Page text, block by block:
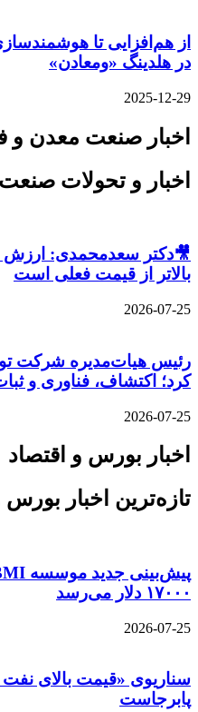
از هم‌افزایی تا
در هلدینگ «ومعادن»
2025-12-29
اخبار صنعت معدن و
اخبار و تحولات
🎥دکتر سعدمحمدی: ارزش
بالاتر از قیمت فعلی است
2026-07-25
رئیس هیات‌مدیره شرکت
کرد؛ اکتشاف، فناوری و
2026-07-25
اخبار بورس و اقتصاد
تازه‌ترین اخبار بورس
۱۷۰۰۰ دلار می‌رسد
2026-07-25
سناریوی «قیمت بالای
پابرجاست